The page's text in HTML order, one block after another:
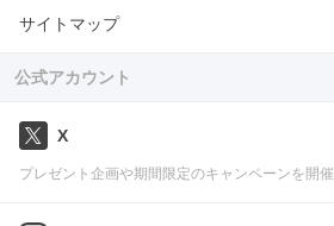
サイトマップ
公式アカウント
X
プレゼント企画や期間限定のキャンペーンを開催